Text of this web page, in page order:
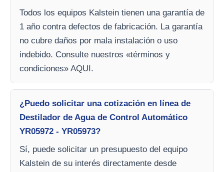
Todos los equipos Kalstein tienen una garantía de
1 año contra defectos de fabricación. La garantía
no cubre daños por mala instalación o uso
indebido. Consulte nuestros «términos y
condiciones» AQUI.
¿Puedo solicitar una cotización en línea de
Destilador de Agua de Control Automático
YR05972 - YR05973?
Sí, puede solicitar un presupuesto del equipo
Kalstein de su interés directamente desde